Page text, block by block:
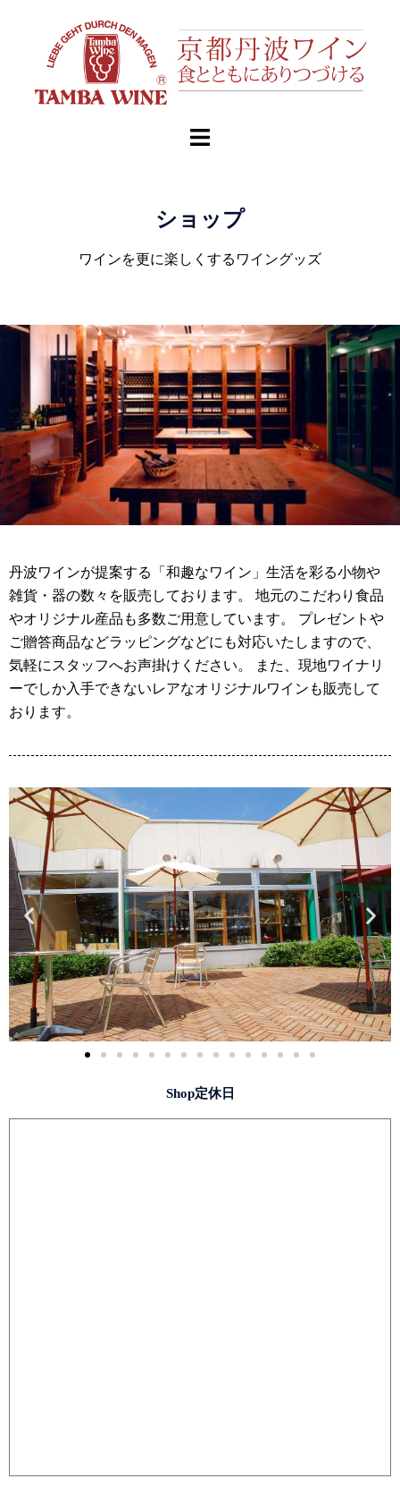
ショップ
ワインを更に楽しくするワイングッズ
丹波ワインが提案する「和趣なワイン」生活を彩る小物や
雑貨・器の数々を販売しております。 地元のこだわり食品
やオリジナル産品も多数ご用意しています。 プレゼントや
ご贈答商品などラッピングなどにも対応いたしますので、
気軽にスタッフへお声掛けください。 また、現地ワイナリ
ーでしか入手できないレアなオリジナルワインも販売して
おります。
Shop定休日